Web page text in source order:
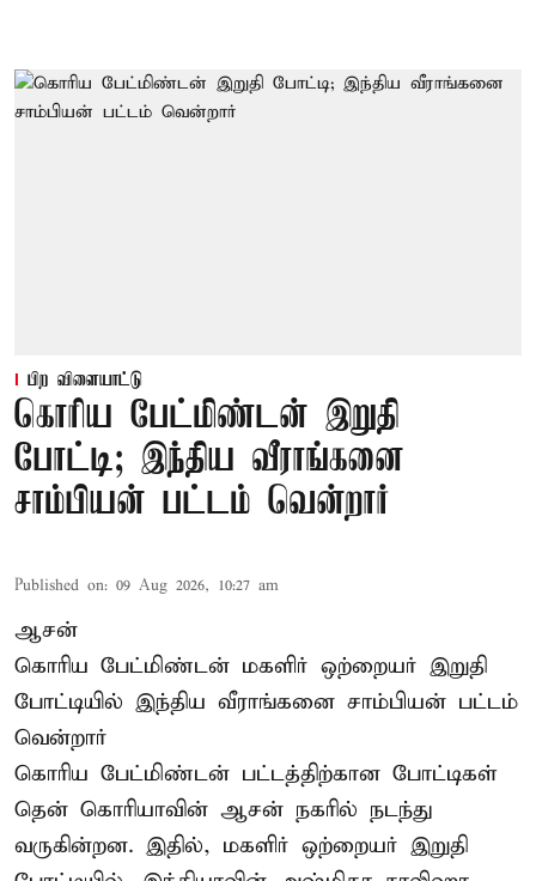
பிற விளையாட்டு
கொரிய பேட்மிண்டன் இறுதி
போட்டி; இந்திய வீராங்கனை
சாம்பியன் பட்டம் வென்றார்
Published on: 09 Aug 2026, 10:27 am
ஆசன்
கொரிய பேட்மிண்டன் மகளிர் ஒற்றையர் இறுதி
போட்டியில் இந்திய வீராங்கனை சாம்பியன் பட்டம்
வென்றார்
கொரிய பேட்மிண்டன் பட்டத்திற்கான போட்டிகள்
தென் கொரியாவின் ஆசன் நகரில் நடந்து
வருகின்றன. இதில், மகளிர் ஒற்றையர் இறுதி